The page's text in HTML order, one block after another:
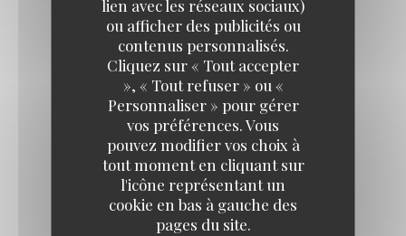
lien avec les réseaux sociaux)
ou afficher des publicités ou
contenus personnalisés.
Cliquez sur « Tout accepter
», « Tout refuser » ou «
Personnaliser » pour gérer
vos préférences. Vous
pouvez modifier vos choix à
tout moment en cliquant sur
l'icône représentant un
cookie en bas à gauche des
pages du site.
5,00 EUR
COCA
5,00 EUR
½ SAN PELLEGRINO
5,00 EUR
TAVLINE